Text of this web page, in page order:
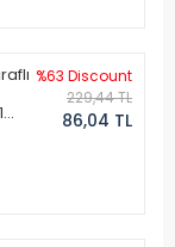
%63 Discount
229,44 TL
86,04 TL